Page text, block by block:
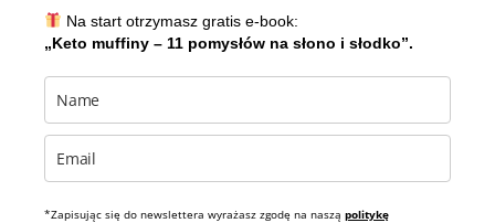
Na start otrzymasz gratis e-book:
„Keto muffiny – 11 pomysłów na słono i słodko”.
*Zapisując się do newslettera wyrażasz zgodę na naszą politykę